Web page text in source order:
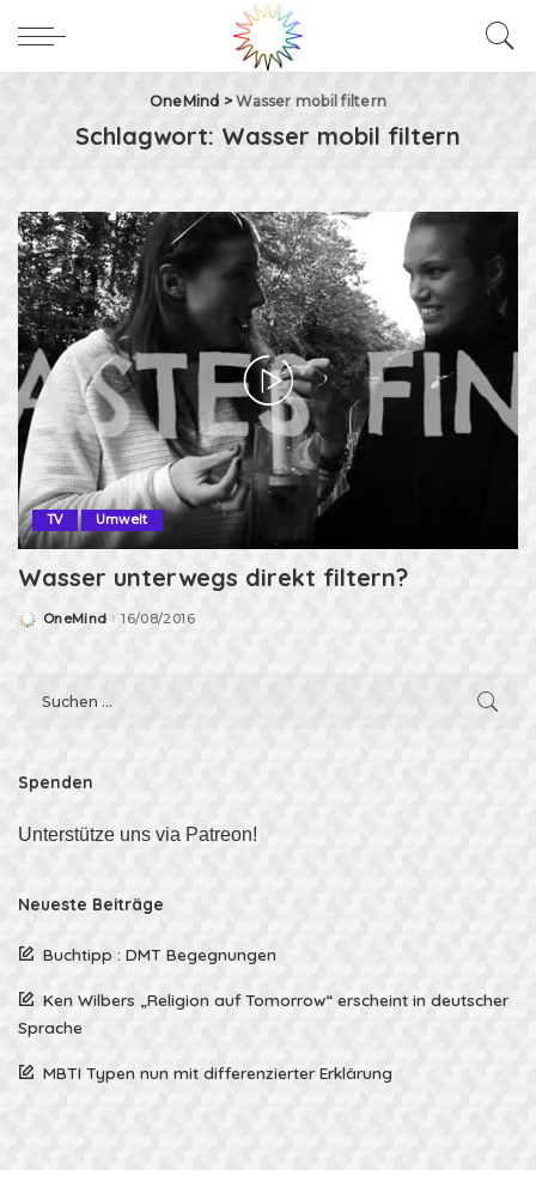
OneMind >Wasser mobil filtern
Schlagwort: Wasser mobil filtern
TV Umwelt
Wasser unterwegs direkt filtern?
PostedOneMind 16/08/2016
Spenden
Unterstütze uns via Patreon!
Neueste Beiträge
Buchtipp : DMT Begegnungen
Ken Wilbers „Religion auf Tomorrow“ erscheint in deutscher
Sprache
MBTI Typen nun mit differenzierter Erklärung